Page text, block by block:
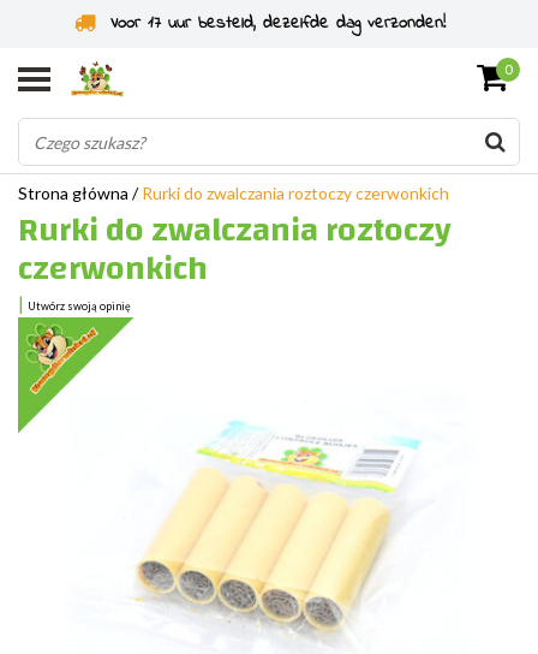
Voor 17 uur besteld, dezelfde dag verzonden!
0
Strona główna /Rurki do zwalczania roztoczy czerwonkich
Rurki do zwalczania roztoczy
czerwonkich
| Utwórz swoją opinię